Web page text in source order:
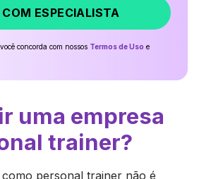
COM ESPECIALISTA
concorda com nossos Termos de Uso e
uma empresa
trainer?
personal trainer não é